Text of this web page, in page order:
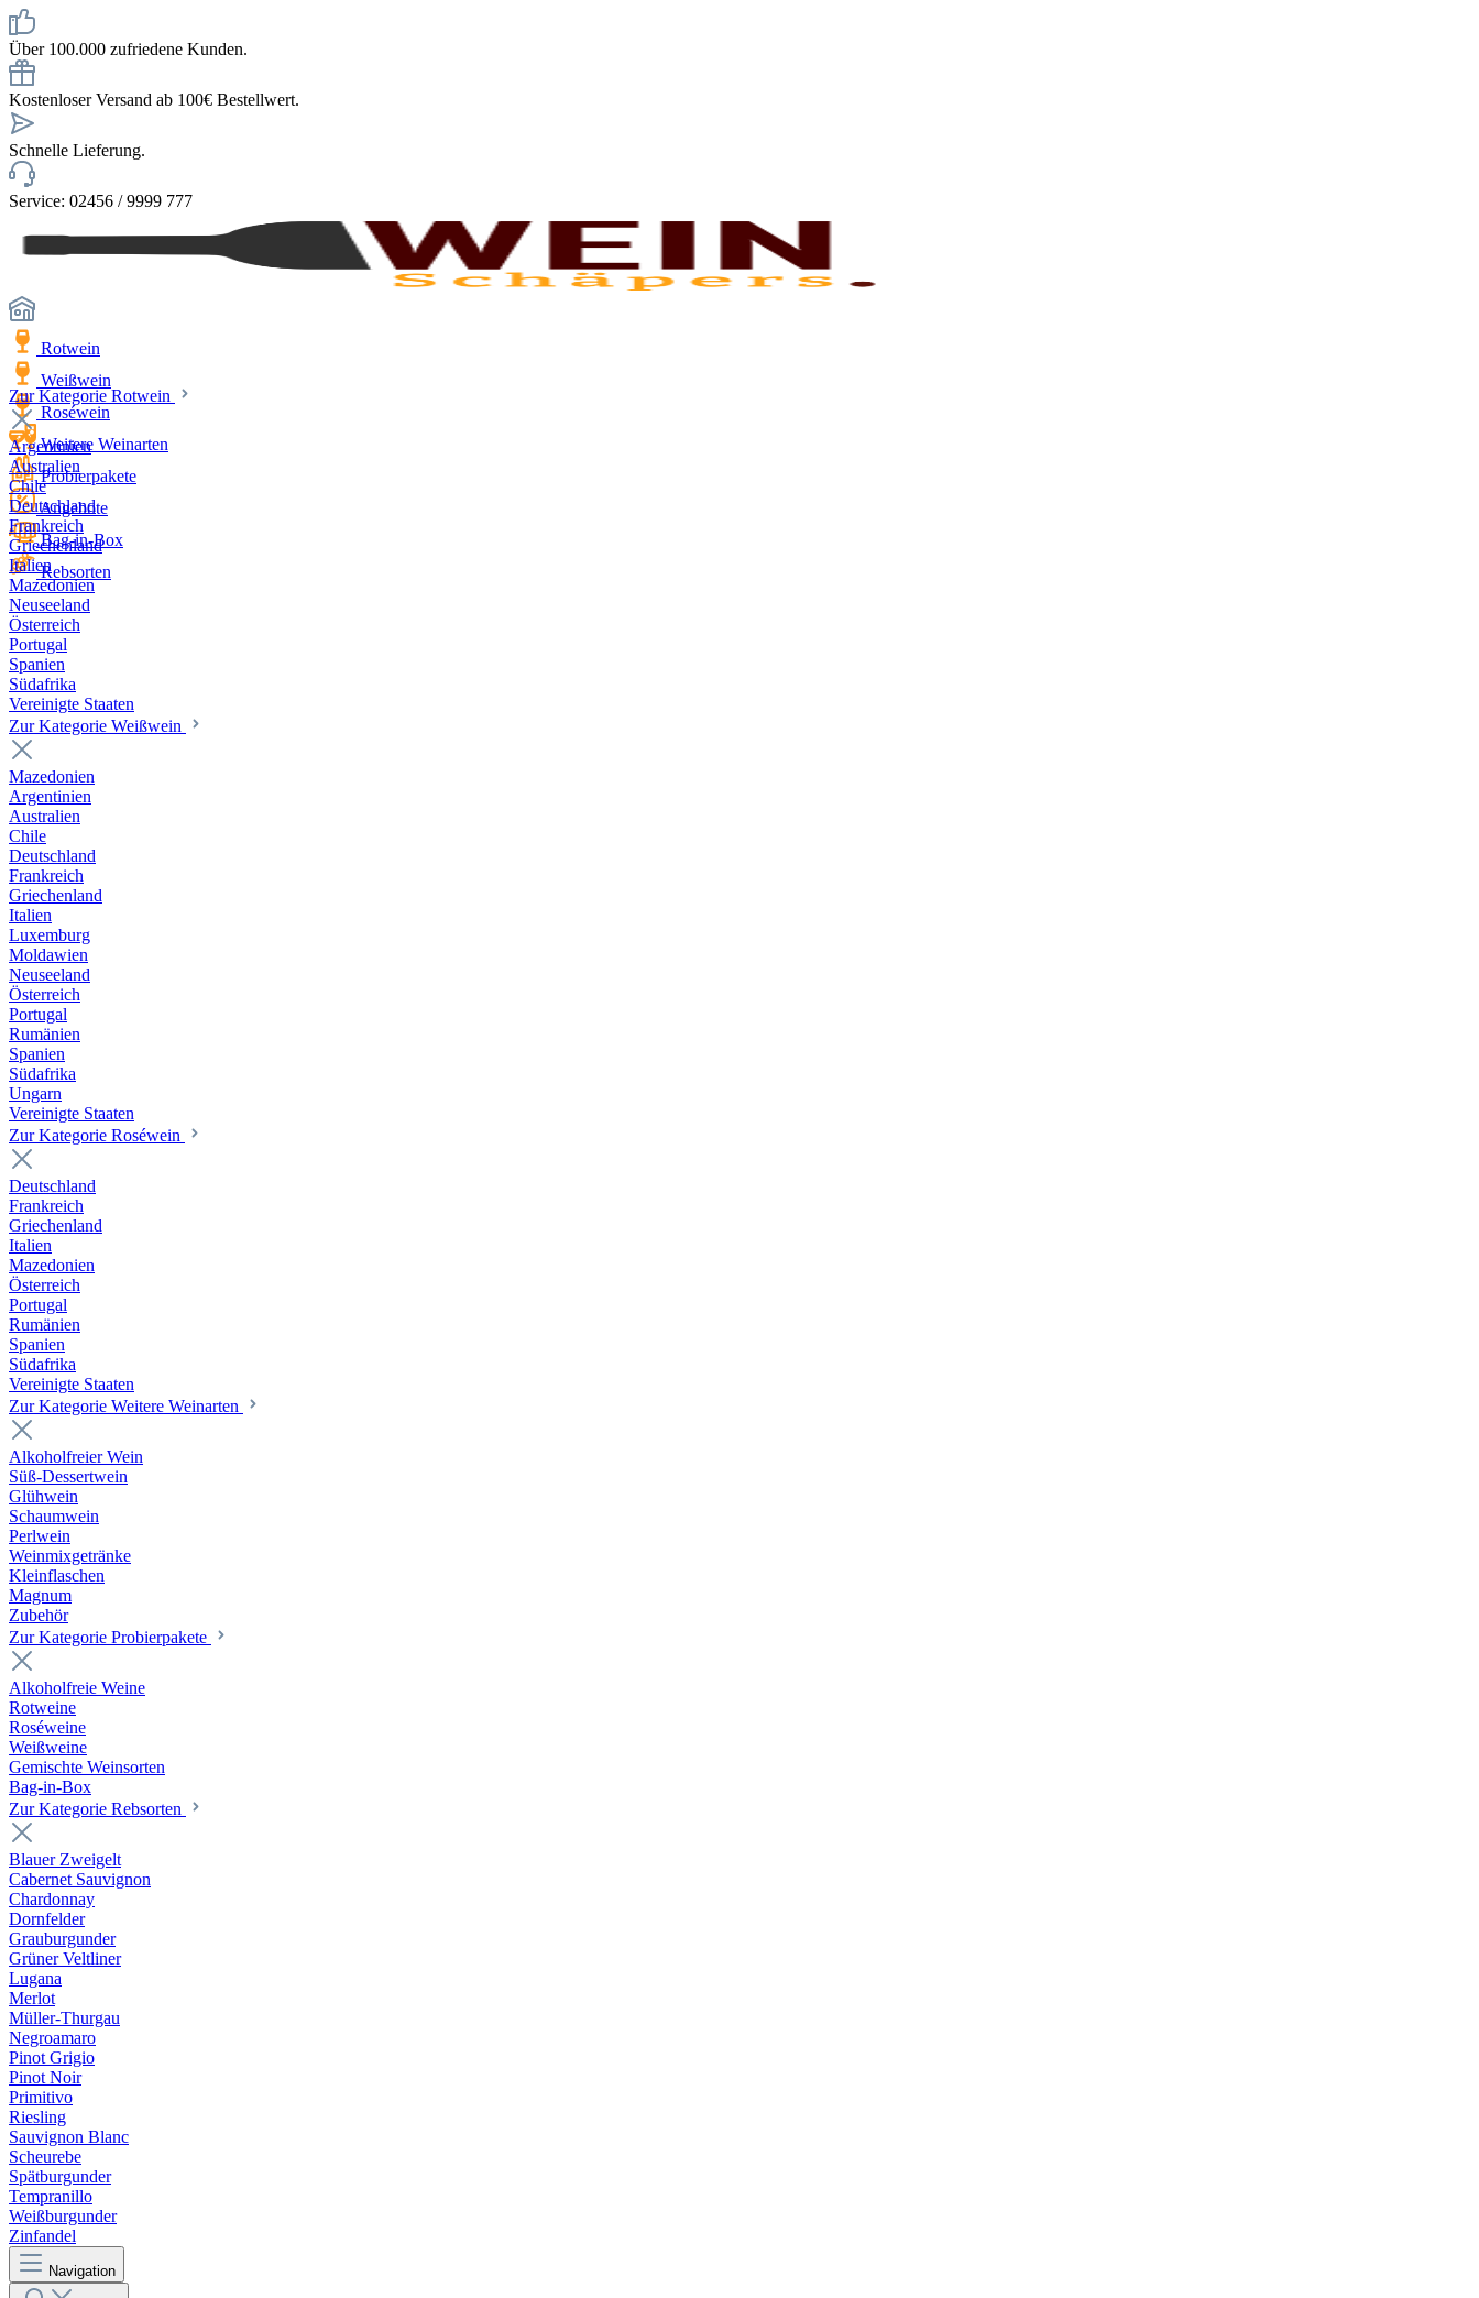
Über 100.000 zufriedene Kunden.
Kostenloser Versand ab 100€ Bestellwert.
Schnelle Lieferung.
Service: 02456 / 9999 777
Rotwein
Weißwein
Roséwein
Weitere Weinarten
Probierpakete
Angebote
Bag-in-Box
Rebsorten
Zur Kategorie Rotwein
Argentinien
Australien
Chile
Deutschland
Frankreich
Griechenland
Italien
Mazedonien
Neuseeland
Österreich
Portugal
Spanien
Südafrika
Vereinigte Staaten
Zur Kategorie Weißwein
Mazedonien
Argentinien
Australien
Chile
Deutschland
Frankreich
Griechenland
Italien
Luxemburg
Moldawien
Neuseeland
Österreich
Portugal
Rumänien
Spanien
Südafrika
Ungarn
Vereinigte Staaten
Zur Kategorie Roséwein
Deutschland
Frankreich
Griechenland
Italien
Mazedonien
Österreich
Portugal
Rumänien
Spanien
Südafrika
Vereinigte Staaten
Zur Kategorie Weitere Weinarten
Alkoholfreier Wein
Süß-Dessertwein
Glühwein
Schaumwein
Perlwein
Weinmixgetränke
Kleinflaschen
Magnum
Zubehör
Zur Kategorie Probierpakete
Alkoholfreie Weine
Rotweine
Roséweine
Weißweine
Gemischte Weinsorten
Bag-in-Box
Zur Kategorie Rebsorten
Blauer Zweigelt
Cabernet Sauvignon
Chardonnay
Dornfelder
Grauburgunder
Grüner Veltliner
Lugana
Merlot
Müller-Thurgau
Negroamaro
Pinot Grigio
Pinot Noir
Primitivo
Riesling
Sauvignon Blanc
Scheurebe
Spätburgunder
Tempranillo
Weißburgunder
Zinfandel
Navigation